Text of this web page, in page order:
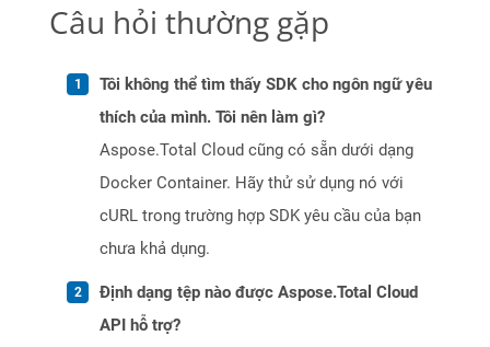
Câu hỏi thường gặp
Tôi không thể tìm thấy SDK cho ngôn ngữ yêu
thích của mình. Tôi nên làm gì?
Aspose.Total Cloud cũng có sẵn dưới dạng
Docker Container. Hãy thử sử dụng nó với
cURL trong trường hợp SDK yêu cầu của bạn
chưa khả dụng.
Định dạng tệp nào được Aspose.Total Cloud
API hỗ trợ?